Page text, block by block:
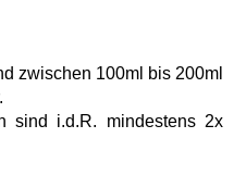
zwischen 100ml bis 200ml
sind i.d.R. mindestens 2x